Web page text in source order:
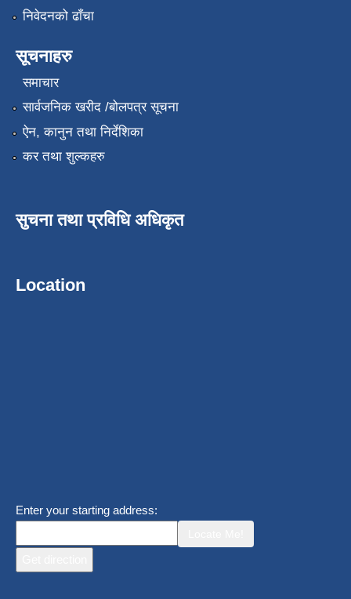
निवेदनको ढाँचा
सूचनाहरु
समाचार
सार्वजनिक खरीद /बोलपत्र सूचना
ऐन, कानुन तथा निर्देशिका
कर तथा शुल्कहरु
सुचना तथा प्रविधि अधिकृत
Location
Enter your starting address: